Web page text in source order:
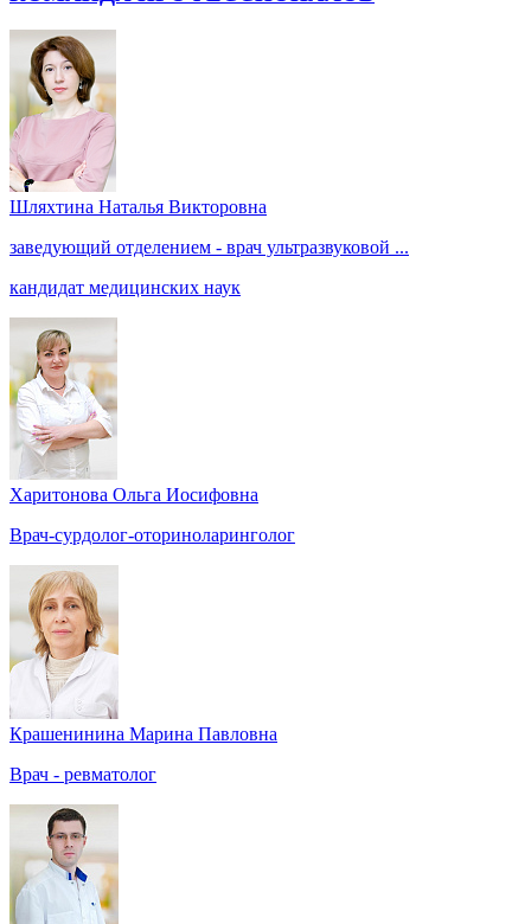
Шляхтина Наталья Викторовна
заведующий отделением - врач ультразвуковой ...
кандидат медицинских наук
Харитонова Ольга Иосифовна
Врач-сурдолог-оториноларинголог
Крашенинина Марина Павловна
Врач - ревматолог